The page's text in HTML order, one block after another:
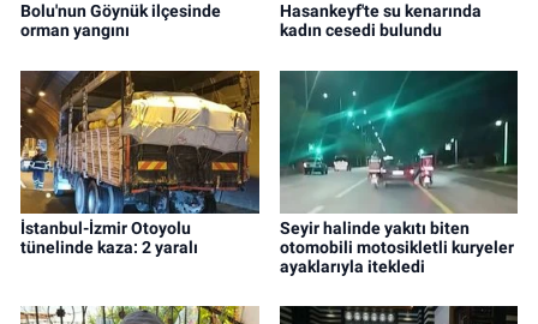
Bolu'nun Göynük ilçesinde
orman yangını
Hasankeyf'te su kenarında
kadın cesedi bulundu
İstanbul-İzmir Otoyolu
tünelinde kaza: 2 yaralı
Seyir halinde yakıtı biten
otomobili motosikletli kuryeler
ayaklarıyla itekledi